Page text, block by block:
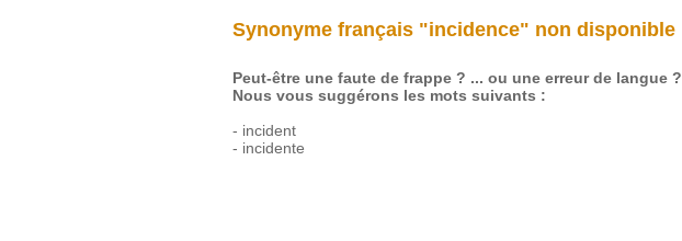
Synonyme français "incidence" non disponible
Peut-être une faute de frappe ? ... ou une erreur de langue ?
Nous vous suggérons les mots suivants :
- incident
- incidente